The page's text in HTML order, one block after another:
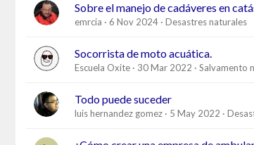
Sobre el manejo de cadáveres en
emrcia 6 Nov 2024 Desastres naturales
Socorrista de moto acuática.
Escuela Oxite 30 Mar 2022 Salvamento
Todo puede suceder
luis hernandez gomez 5 May 2022